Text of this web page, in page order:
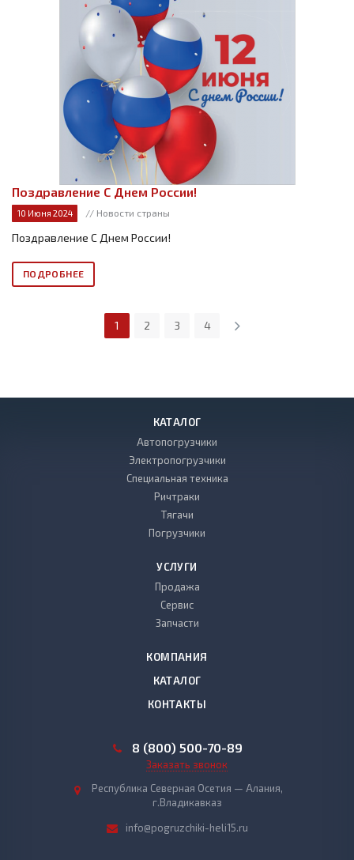
Поздравление С Днем России!
10 Июня 2024 // Новости страны
Поздравление С Днем России!
ПОДРОБНЕЕ
1 2 3 4
КАТАЛОГ
Автопогрузчики
Электропогрузчики
Специальная техника
Ричтраки
Тягачи
Погрузчики
УСЛУГИ
Продажа
Сервис
Запчасти
КОМПАНИЯ
КАТАЛОГ
КОНТАКТЫ
8 (800) 500-70-89
Заказать звонок
Республика Северная Осетия — Алания,
г.Владикавказ
info@pogruzchiki-heli15.ru